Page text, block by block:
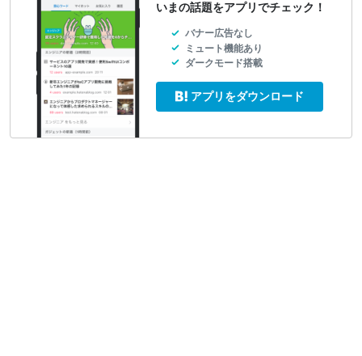
いまの話題をアプリでチェック！
バナー広告なし
ミュート機能あり
ダークモード搭載
アプリをダウンロード